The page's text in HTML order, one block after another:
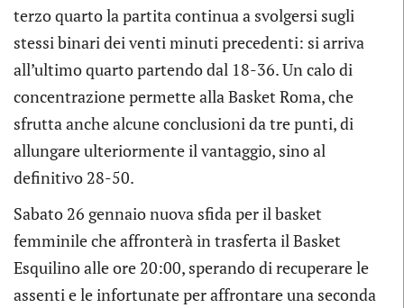
terzo quarto la partita continua a svolgersi sugli
stessi binari dei venti minuti precedenti: si arriva
all’ultimo quarto partendo dal 18-36. Un calo di
concentrazione permette alla Basket Roma, che
sfrutta anche alcune conclusioni da tre punti, di
allungare ulteriormente il vantaggio, sino al
definitivo 28-50.
Sabato 26 gennaio nuova sfida per il basket
femminile che affronterà in trasferta il Basket
Esquilino alle ore 20:00, sperando di recuperare le
assenti e le infortunate per affrontare una seconda